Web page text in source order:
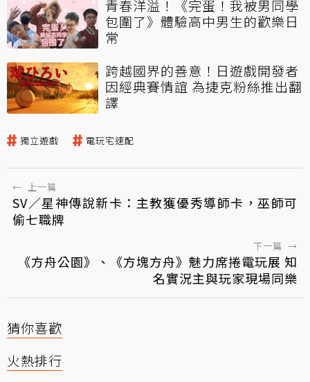
青春洋溢！《完蛋！我被男同學
包圍了》體驗高中男生的歡樂日
常
跨越國界的善意！日遊戲開發者
因經典賽情誼 為捷克粉絲推出翻
譯
獨立遊戲 電玩宅速配
← 上一篇
SV／星神傳說新卡：主教獲優秀導師卡，巫師可
偷七職牌
下一篇 →
《方舟公園》、《方塊方舟》魅力席捲電玩展 知
名實況主與玩家現場同樂
猜你喜歡
火熱排行